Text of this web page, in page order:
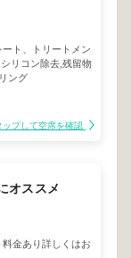
ト、トリートメン
リコン除去,残留物
ング
ップして空席を確認
オススメ
金あり詳しくはお